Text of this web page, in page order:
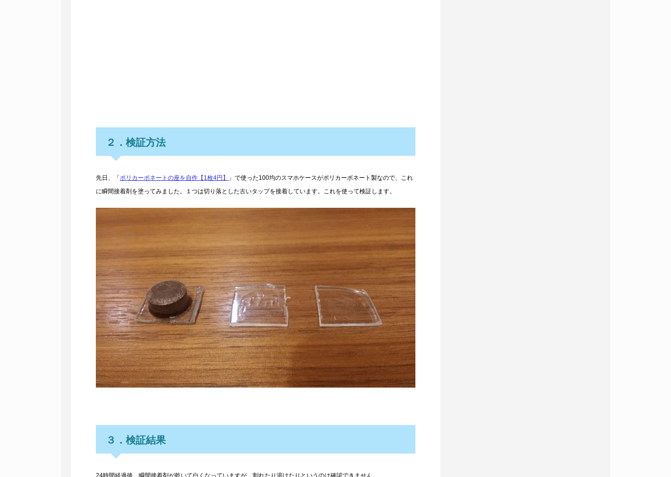
２．検証方法
先日、「ポリカーボネートの座を自作【1枚4円】
」で使った100均のスマホケースがポリカーボネート製なので、これ
に瞬間接着剤を塗ってみました。１つは切り落とした古いタップを接着しています。これを使って検証します。
３．検証結果
24時間経過後。瞬間接着剤が乾いて白くなっていますが、割れたり溶けたりというのは確認できません。